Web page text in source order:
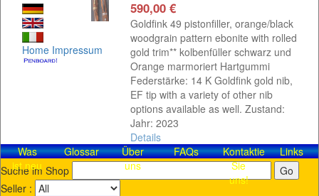
Home Impressum
590,00 €
Goldfink 49 pistonfiller, orange/black
woodgrain pattern ebonite with rolled
gold trim** kolbenfüller schwarz und
Orange marmoriert Hartgummi
Federstärke: 14 K Goldfink gold nib,
EF tip with a variety of other nib
options available as well. Zustand:
Jahr: 2023
Details
Was
ist neu
Glossar
Über
uns
FAQs
Kontaktieren
Sie
uns!
Links
Suche im Shop
Seller :